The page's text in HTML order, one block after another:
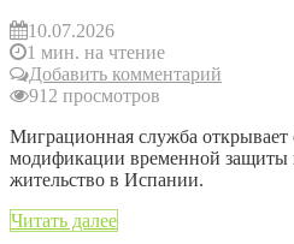
10.07.2026
1 мин. на чтение
Добавить комментарий
912 просмотров
Миграционная служба открывает
модификации временной
жительство в Испании.
Читать далее